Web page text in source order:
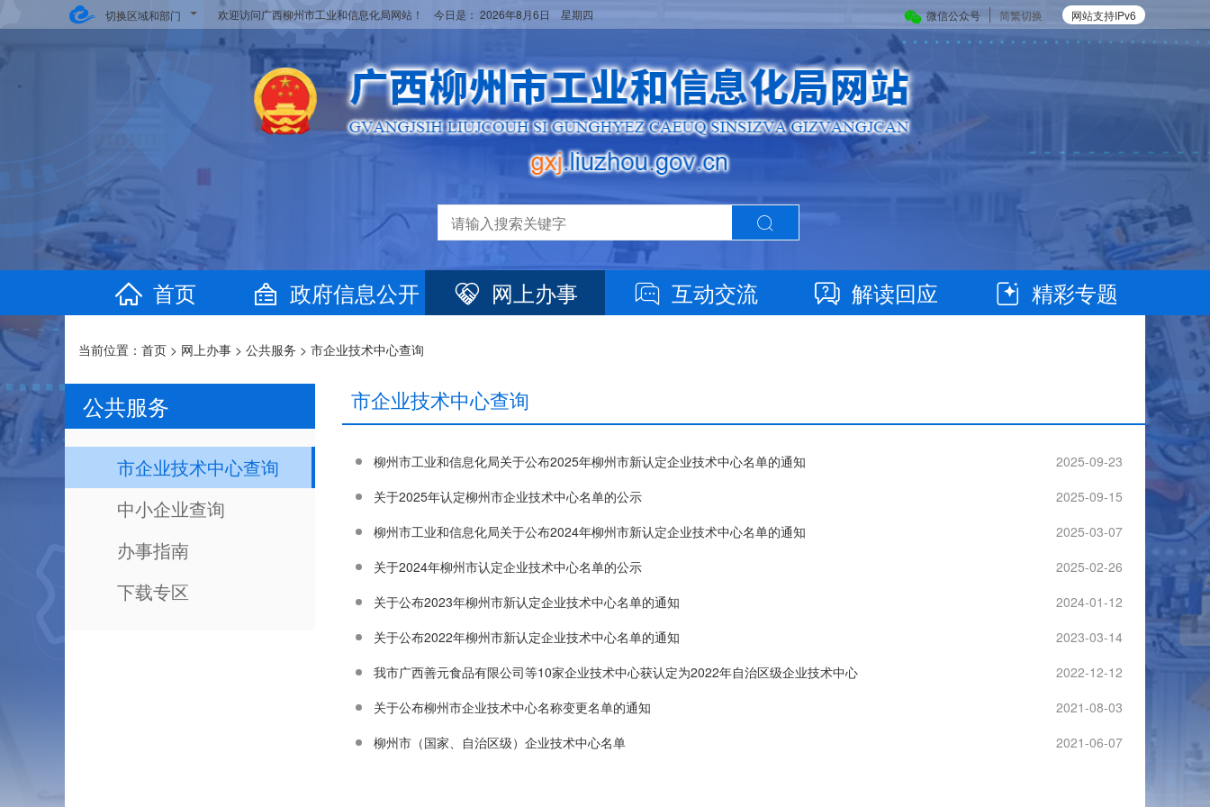
切换区域和部门 网站支持IPv6
微信公众号 简繁切换
欢迎访问广西柳州市工业和信息化局网站！ 今日是： 2026年8月6日 星期四
首页 政府信息公开 网上办事 互动交流 解读回应 精彩专题
当前位置： 首页 > 网上办事 > 公共服务 > 市企业技术中心查询
公共服务
市企业技术中心查询
中小企业查询
办事指南
下载专区
市企业技术中心查询
柳州市工业和信息化局关于公布2025年柳州市新认定企业技术中心名单的通知
2025-09-23
关于2025年认定柳州市企业技术中心名单的公示
2025-09-15
柳州市工业和信息化局关于公布2024年柳州市新认定企业技术中心名单的通知
2025-03-07
关于2024年柳州市认定企业技术中心名单的公示
2025-02-26
关于公布2023年柳州市新认定企业技术中心名单的通知
2024-01-12
关于公布2022年柳州市新认定企业技术中心名单的通知
2023-03-14
我市广西善元食品有限公司等10家企业技术中心获认定为2022年自治区级企业技术中心
2022-12-12
关于公布柳州市企业技术中心名称变更名单的通知
2021-08-03
柳州市（国家、自治区级）企业技术中心名单
2021-06-07